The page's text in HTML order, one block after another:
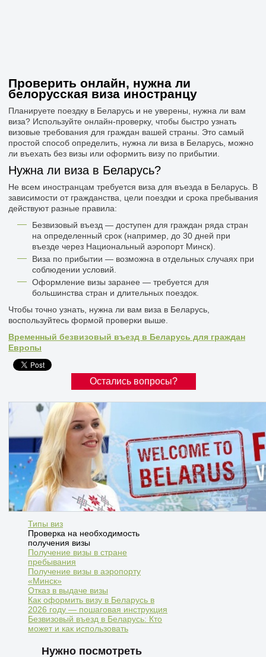
Проверить онлайн, нужна ли
белорусская виза иностранцу
Планируете поездку в Беларусь и не уверены, нужна ли вам
виза? Используйте онлайн-проверку, чтобы быстро узнать
визовые требования для граждан вашей страны. Это самый
простой способ определить, нужна ли виза в Беларусь, можно
ли въехать без визы или оформить визу по прибытии.
Нужна ли виза в Беларусь?
Не всем иностранцам требуется виза для въезда в Беларусь. В
зависимости от гражданства, цели поездки и срока пребывания
действуют разные правила:
Безвизовый въезд — доступен для граждан ряда стран
на определенный срок (например, до 30 дней при
въезде через Национальный аэропорт Минск).
Виза по прибытии — возможна в отдельных случаях при
соблюдении условий.
Оформление визы заранее — требуется для
большинства стран и длительных поездок.
Чтобы точно узнать, нужна ли вам виза в Беларусь,
воспользуйтесь формой проверки выше.
Временный безвизовый въезд в Беларусь для граждан
Европы
Остались вопросы?
Типы виз
Проверка на необходимость
получения визы
Получение визы в стране
пребывания
Получение визы в аэропорту
«Минск»
Отказ в выдаче визы
Как оформить визу в Беларусь в
2026 году — пошаговая инструкция
Безвизовый въезд в Беларусь: Кто
может и как использовать
Нужно посмотреть